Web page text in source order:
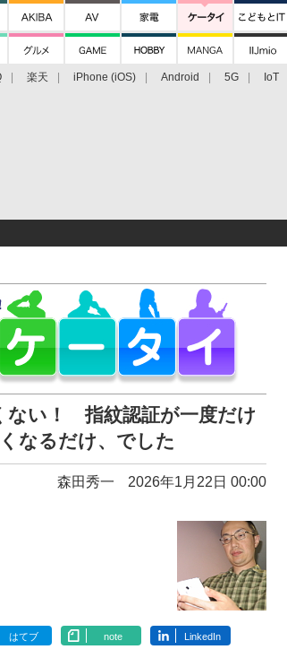
楽天 iPhone (iOS) Android 5G IoT
ない！ 指紋認証が一度だけ
なるだけ、でした
森田秀一 2026年1月22日 00:00
はてブ note LinkedIn